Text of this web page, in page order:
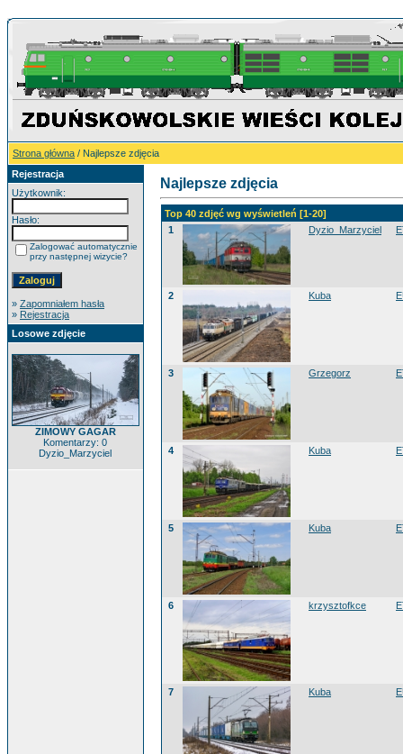
Strona główna / Najlepsze zdjęcia
Rejestracja
Użytkownik:
Hasło:
Zalogować automatycznie
przy następnej wizycie?
» Zapomniałem hasła
» Rejestracja
Losowe zdjęcie
ZIMOWY GAGAR
Komentarzy: 0
Dyzio_Marzyciel
Najlepsze zdjęcia
Top 40 zdjęć wg wyświetleń [1-20]
1
Dyzio_Marzyciel
2 Kuba
3 Grzegorz
4 Kuba
5 Kuba
6 krzysztofkce
7 Kuba